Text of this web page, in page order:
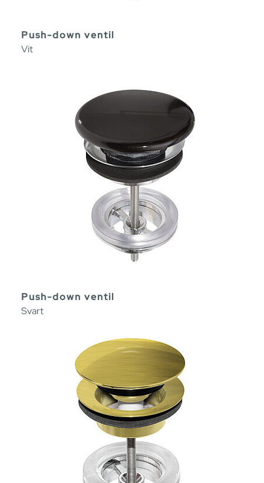
Push-down ventil
Vit
Push-down ventil
Svart